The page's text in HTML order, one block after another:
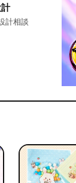
計相談